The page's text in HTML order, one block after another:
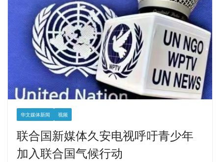
华文媒体新闻 视频
联合国新媒体久安电视呼吁青少年
加入联合国气候行动